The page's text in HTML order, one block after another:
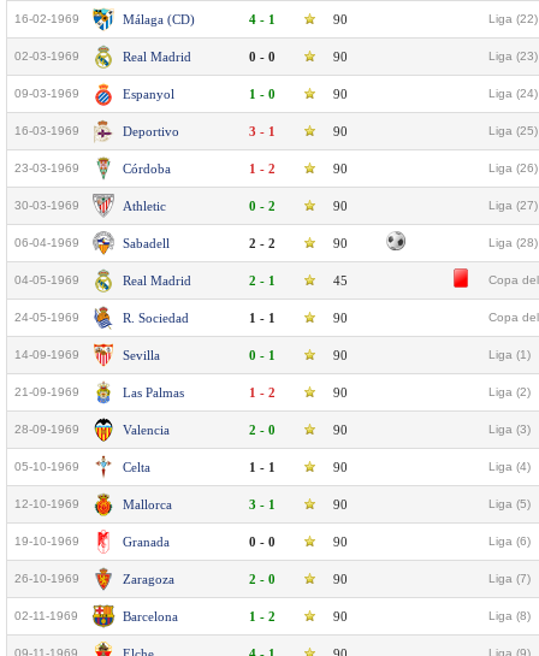
16-02-1969 Málaga (CD) 4 - 1 90 Liga (22)
02-03-1969 Real Madrid 0 - 0 90 Liga (23)
09-03-1969 Espanyol 1 - 0 90 Liga (24)
16-03-1969 Deportivo 3 - 1 90 Liga (25)
23-03-1969 Córdoba 1 - 2 90 Liga (26)
30-03-1969 Athletic 0 - 2 90 Liga (27)
06-04-1969 Sabadell 2 - 2 90 Liga (28)
04-05-1969 Real Madrid 2 - 1 45 Copa
24-05-1969 R. Sociedad 1 - 1 90 Copa
14-09-1969 Sevilla 0 - 1 90 Liga (1)
21-09-1969 Las Palmas 1 - 2 90 Liga (2)
28-09-1969 Valencia 2 - 0 90 Liga (3)
05-10-1969 Celta 1 - 1 90 Liga (4)
12-10-1969 Mallorca 3 - 1 90 Liga (5)
19-10-1969 Granada 0 - 0 90 Liga (6)
26-10-1969 Zaragoza 2 - 0 90 Liga (7)
02-11-1969 Barcelona 1 - 2 90 Liga (8)
09-11-1969 Liga (9)